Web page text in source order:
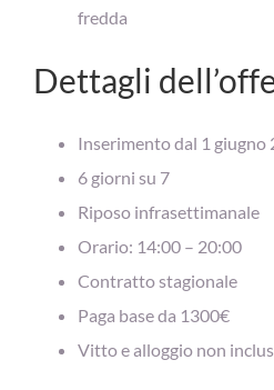
fredda
Dettagli
Inserimento dal 1 giugno
6 giorni su 7
Riposo infrasettimanale
Orario: 14:00 – 20:00
Contratto stagionale
Paga base da 1300€
Vitto e alloggio non